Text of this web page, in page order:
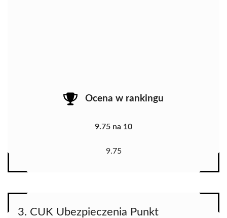
Ocena w rankingu
9.75 na 10
9.75
3. CUK Ubezpieczenia Punkt